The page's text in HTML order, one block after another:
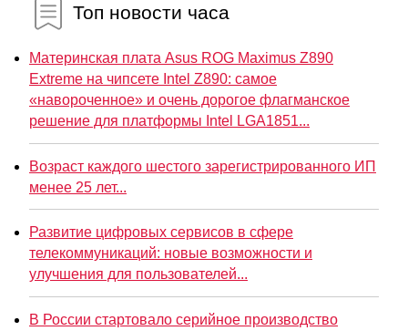
Топ новости часа
Материнская плата Asus ROG Maximus Z890
Extreme на чипсете Intel Z890: самое
«навороченное» и очень дорогое флагманское
решение для платформы Intel LGA1851...
Возраст каждого шестого зарегистрированного ИП
менее 25 лет...
Развитие цифровых сервисов в сфере
телекоммуникаций: новые возможности и
улучшения для пользователей...
В России стартовало серийное производство